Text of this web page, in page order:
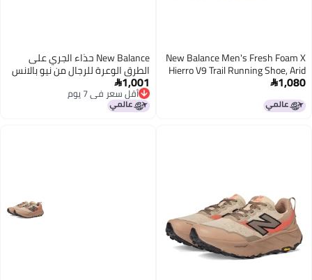
New Balance Men's Fresh Foam X
Hierro V9 Trail Running Shoe, Arid
Stone/Castlerock, 9.5 M
1,080
New Balance حذاء الجري على
الطرق الوعرة للرجال من نيو بالانس
فريش فوم إكس هيررو V9 لون
صحراوي طيني ظل الأرض أحمر عاجل
105
1,001
أقل سعر في 7 يوم
أقل سعر في 7 يوم